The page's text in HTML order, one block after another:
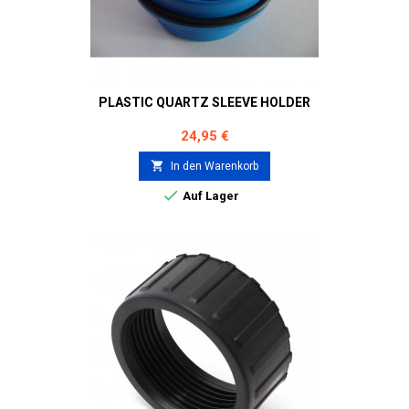
PLASTIC QUARTZ SLEEVE HOLDER
Preis
24,95 €
 In den Warenkorb
 Auf Lager